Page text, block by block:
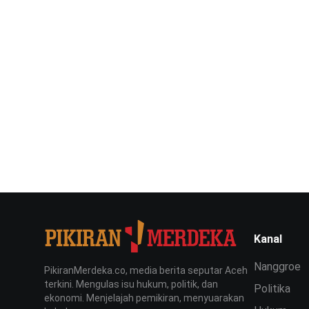
PikiranMerdeka.co, media berita seputar Aceh
terkini. Mengulas isu hukum, politik, dan
ekonomi. Menjelajah pemikiran, menyuarakan
Kanal
Nanggroe
Politika